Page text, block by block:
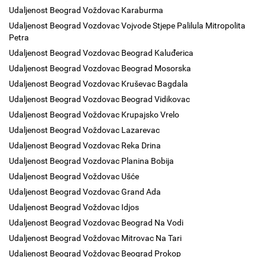
Udaljenost Beograd Voždovac Karaburma
Udaljenost Beograd Vozdovac Vojvode Stjepe Palilula Mitropolita
Petra
Udaljenost Beograd Vozdovac Beograd Kaluđerica
Udaljenost Beograd Vozdovac Beograd Mosorska
Udaljenost Beograd Vozdovac Kruševac Bagdala
Udaljenost Beograd Vozdovac Beograd Vidikovac
Udaljenost Beograd Voždovac Krupajsko Vrelo
Udaljenost Beograd Voždovac Lazarevac
Udaljenost Beograd Vozdovac Reka Drina
Udaljenost Beograd Vozdovac Planina Bobija
Udaljenost Beograd Voždovac Ušće
Udaljenost Beograd Vozdovac Grand Ada
Udaljenost Beograd Voždovac Idjos
Udaljenost Beograd Vozdovac Beograd Na Vodi
Udaljenost Beograd Voždovac Mitrovac Na Tari
Udaljenost Beograd Voždovac Beograd Prokop